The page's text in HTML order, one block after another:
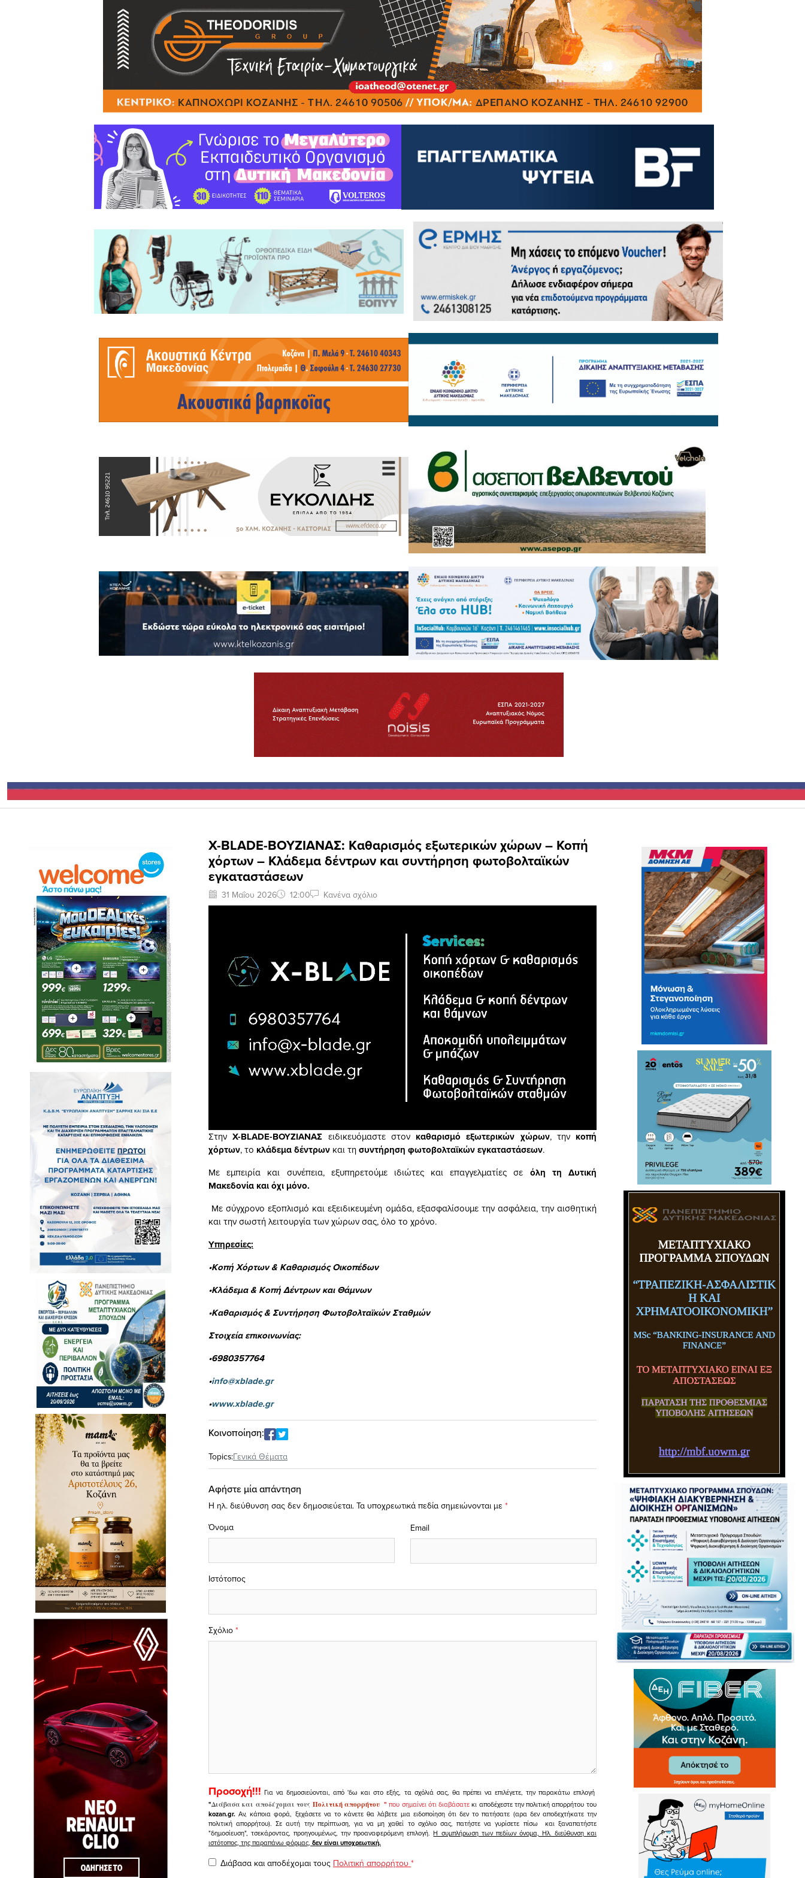
X-BLADE-ΒΟΥΖΙΑΝΑΣ: Kαθαρισμός εξωτερικών χώρων – Κοπή
χόρτων – Κλάδεμα δέντρων και συντήρηση φωτοβολταϊκών
εγκαταστάσεων
31 Μαΐου 2026 12:00 Κανένα σχόλιο
ΣτηνX-BLADE-ΒΟΥΖΙΑΝΑΣ ειδικευόμαστε στον καθαρισμό εξωτερικών χώρων, την κοπή
χόρτων, το κλάδεμα δέντρων και τησυντήρηση φωτοβολταϊκών εγκαταστάσεων.
Με εμπειρία και συνέπεια, εξυπηρετούμε ιδιώτες και επαγγελματίες σε όλη τη Δυτική
Μακεδονία και όχι μόνο.
Με σύγχρονο εξοπλισμό και εξειδικευμένη ομάδα, εξασφαλίσουμε την ασφάλεια, την αισθητική
και την σωστή λειτουργία των χώρων σας, όλο το χρόνο.
Υπηρεσίες:
•Κοπή Χόρτων & Καθαρισμός Οικοπέδων
•Κλάδεμα & Κοπή Δέντρων και Θάμνων
•Καθαρισμός & Συντήρηση Φωτοβολταϊκών Σταθμών
Στοιχεία επικοινωνίας:
•6980357764
•info@xblade.gr
•www.xblade.gr
Κοινοποίηση:
Topics:Γενικά Θέματα
Αφήστε μία απάντηση
Η ηλ. διεύθυνση σας δεν δημοσιεύεται. Τα υποχρεωτικά πεδία σημειώνονται με *
Σχόλιο *
Όνομα Email
Ιστότοπος
Προσοχή!!! Για να δημοσιεύονται, από 'δω και στο εξής, τα σχόλιά σας, θα πρέπει να επιλέγετε, την παρακάτω επιλογή
"Διάβασα και αποδέχομαι τουςΠολιτική απορρήτου " που σημαίνει ότι διαβάσατεκι αποδέχεστε την πολιτική απορρήτου του
kozan.gr. Αν, κάποια φορά, ξεχάσετε να το κάνετε θα λάβετε μια ειδοποίηση ότι δεν το πατήσατε (αρα δεν αποδεχτήκατε την
πολιτική απορρήτου). Σε αυτή την περίπτωση, για να μη χαθεί το σχόλιο σας, πατήστε να γυρίσετε πίσω και ξαναπατήστε
"δημοσίευση", τσεκάροντας, προηγουμένως, την προαναφερόμενη επιλογή.Η συμπλήρωση των πεδίων όνομα, Ηλ. διεύθυνση και
ιστότοπος, της παραπάνω φόρμας, δεν είναι υποχρεωτική.
Διάβασα και αποδέχομαι τους Πολιτική απορρήτου *